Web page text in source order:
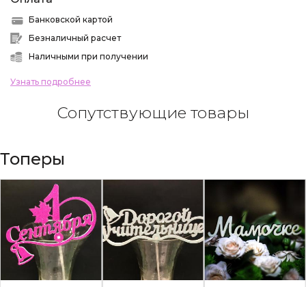
Банковской картой
Безналичный расчет
Наличными при получении
Узнать подробнее
Сопутствующие товары
Топеры